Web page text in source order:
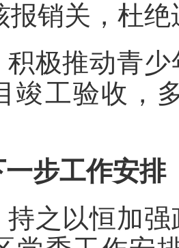
报销关，杜
积极推动青
竣工验收，
一步工作安排
持之以恒加